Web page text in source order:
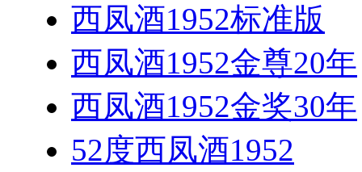
西凤酒1952标准版
西凤酒1952金尊20年
西凤酒1952金奖30年
52度西凤酒1952